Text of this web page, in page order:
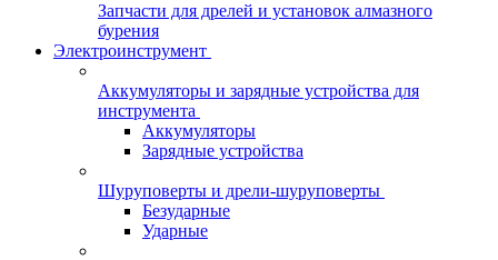
Запчасти для дрелей и установок алмазного
бурения
Электроинструмент
Аккумуляторы и зарядные устройства для
инструмента
Аккумуляторы
Зарядные устройства
Шуруповерты и дрели-шуруповерты
Безударные
Ударные